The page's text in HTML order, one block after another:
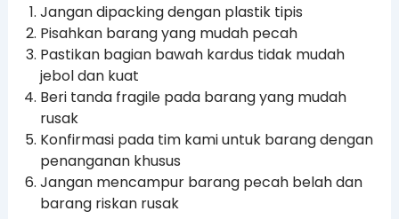
Jangan dipacking dengan plastik tipis
Pisahkan barang yang mudah pecah
Pastikan bagian bawah kardus tidak mudah
jebol dan kuat
Beri tanda fragile pada barang yang mudah
rusak
Konfirmasi pada tim kami untuk barang dengan
penanganan khusus
Jangan mencampur barang pecah belah dan
barang riskan rusak